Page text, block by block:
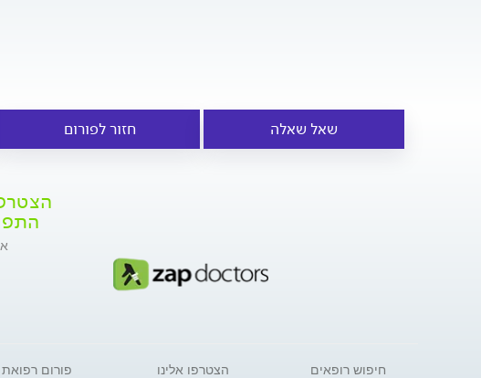
שאל שאלה חזור לפורום
חיפוש רופאים הצטרפו אלינו פורום